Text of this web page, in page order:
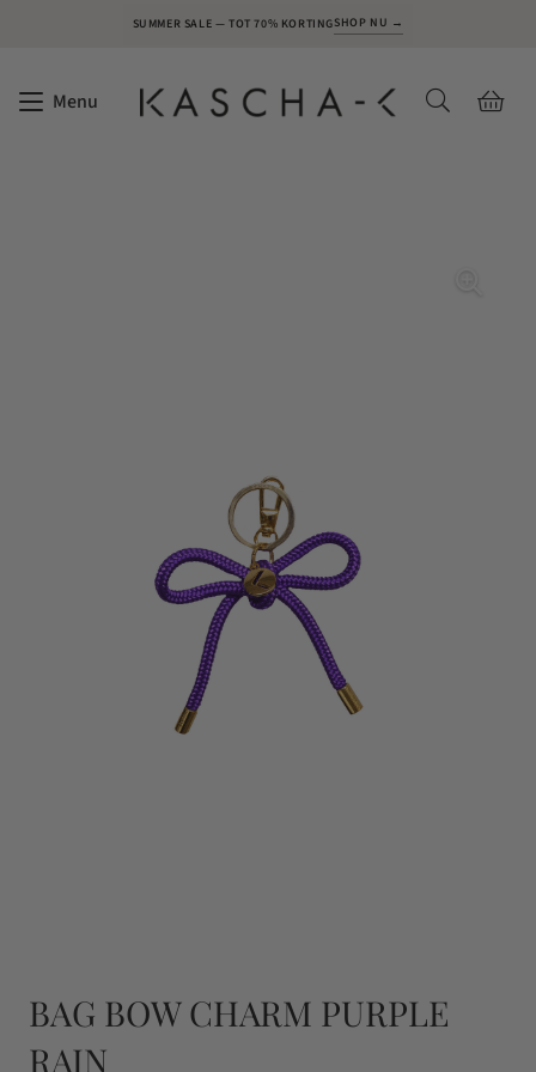
SUMMER SALE — TOT 70% KORTINGSHOP NU →
Menu
BAG BOW CHARM PURPLE
RAIN